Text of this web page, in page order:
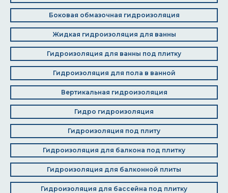
Боковая обмазочная гидроизоляция
Жидкая гидроизоляция для ванны
Гидроизоляция для ванны под плитку
Гидроизоляция для пола в ванной
Вертикальная гидроизоляция
Гидро гидроизоляция
Гидроизоляция под плиту
Гидроизоляция для балкона под плитку
Гидроизоляция для балконной плиты
Гидроизоляция для бассейна под плитку